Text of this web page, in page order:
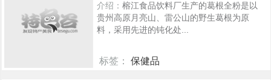
介绍： 榕江食品饮料厂生产的葛根全粉是以
贵州高原月亮山、雷公山的野生葛根为原
料，采用先进的钝化处...
标签： 保健品